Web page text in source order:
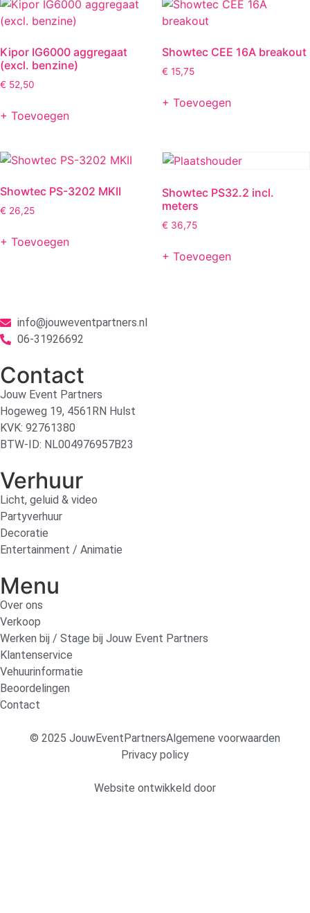
Kipor IG6000 aggregaat
(excl. benzine)
€ 52,50
+ Toevoegen
Showtec CEE 16A breakout
€ 15,75
+ Toevoegen
Showtec PS-3202 MKII
€ 26,25
+ Toevoegen
Showtec PS32.2 incl.
meters
€ 36,75
+ Toevoegen
info@jouweventpartners.nl
06-31926692
Contact
Jouw Event Partners
Hogeweg 19, 4561RN Hulst
KVK: 92761380
BTW-ID: NL004976957B23
Verhuur
Licht, geluid & video
Partyverhuur
Decoratie
Entertainment / Animatie
Menu
Over ons
Verkoop
Werken bij / Stage bij Jouw Event Partners
Klantenservice
Vehuurinformatie
Beoordelingen
Contact
© 2025 JouwEventPartnersAlgemene voorwaarden
Privacy policy
Website ontwikkeld door